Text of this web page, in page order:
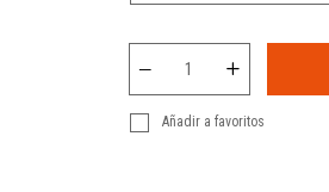
Añadir a favoritos